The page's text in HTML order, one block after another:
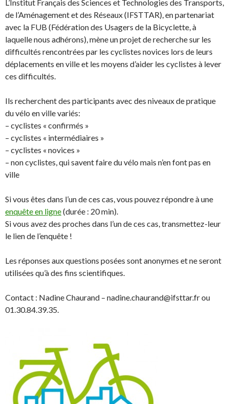
L’Institut Français des Sciences et Technologies des Transports,
de l’Aménagement et des Réseaux (IFSTTAR), en partenariat
avec la FUB (Fédération des Usagers de la Bicyclette, à
laquelle nous adhérons), mène un projet de recherche sur les
difficultés rencontrées par les cyclistes novices lors de leurs
déplacements en ville et les moyens d’aider les cyclistes à lever
ces difficultés.
Ils recherchent des participants avec des niveaux de pratique
du vélo en ville variés:
– cyclistes « confirmés »
– cyclistes « intermédiaires »
– cyclistes « novices »
– non cyclistes, qui savent faire du vélo mais n’en font pas en
ville
Si vous êtes dans l’un de ces cas, vous pouvez répondre à une
enquête en ligne(durée : 20 min).
Si vous avez des proches dans l’un de ces cas, transmettez-leur
le lien de l’enquête !
Les réponses aux questions posées sont anonymes et ne seront
utilisées qu’à des fins scientifiques.
Contact : Nadine Chaurand – nadine.chaurand@ifsttar.fr ou
01.30.84.39.35.